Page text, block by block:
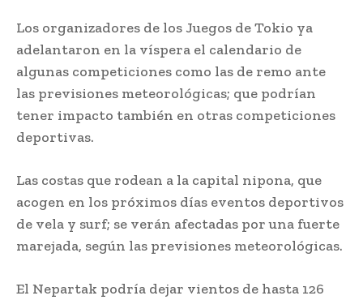
Los organizadores de los Juegos de Tokio ya
adelantaron en la víspera el calendario de
algunas competiciones como las de remo ante
las previsiones meteorológicas; que podrían
tener impacto también en otras competiciones
deportivas.
Las costas que rodean a la capital nipona, que
acogen en los próximos días eventos deportivos
de vela y surf; se verán afectadas por una fuerte
marejada, según las previsiones meteorológicas.
El Nepartak podría dejar vientos de hasta 126